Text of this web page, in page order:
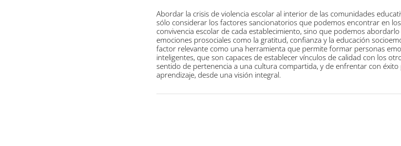
Abordar la crisis de violencia escolar al interior de las comunidades
sólo considerar los factores sancionatorios que podemos encontrar en
convivencia escolar de cada establecimiento, sino que podemos
emociones prosociales como la gratitud, confianza y la educación
factor relevante como una herramienta que permite formar personas
inteligentes, que son capaces de establecer vínculos de calidad con los
sentido de pertenencia a una cultura compartida, y de enfrentar con éxito
aprendizaje, desde una visión integral.